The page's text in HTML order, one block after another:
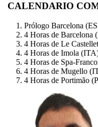
CALENDARIO
Prólogo Barcelona
4 Horas de Barcelona
4 Horas de Le
4 Horas de Imola
4 Horas de Spa-
4 Horas de Mugello
4 Horas de Portimão